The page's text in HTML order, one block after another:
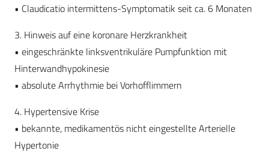
• Claudicatio intermittens-Symptomatik seit ca. 6 Monaten
3. Hinweis auf eine koronare Herzkrankheit
• eingeschränkte linksventrikuläre Pumpfunktion mit
Hinterwandhypokinesie
• absolute Arrhythmie bei Vorhofflimmern
4. Hypertensive Krise
• bekannte, medikamentös nicht eingestellte Arterielle
Hypertonie